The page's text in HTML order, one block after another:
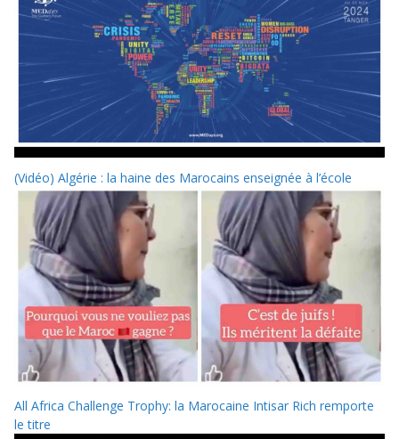
(Vidéo) Algérie : la haine des Marocains enseignée à l’école
All Africa Challenge Trophy: la Marocaine Intisar Rich remporte
le titre